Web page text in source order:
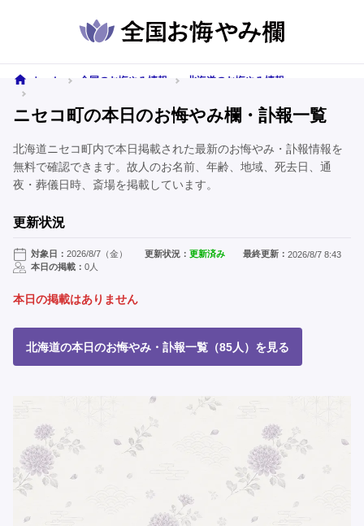
ホーム 全国のお悔やみ情報
北海道のお悔やみ情報
ニセコ町の本日のお悔やみ欄・訃報一覧
北海道ニセコ町内で本日掲載された最新のお悔やみ・訃報情報を
無料で確認できます。故人のお名前、年齢、地域、死去日、通
夜・葬儀日時、斎場を掲載しています。
更新状況
対象日： 2026/8/7（金） 更新状況：更新済み 最終更新： 2026/8/7 8:43
本日の掲載： 0人
本日の掲載はありません
北海道の本日のお悔やみ・訃報一覧（85人）を見る